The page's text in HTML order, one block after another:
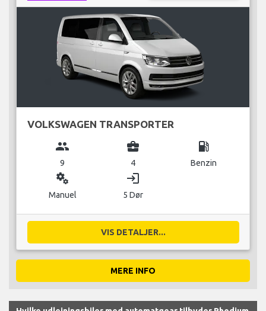
VOLKSWAGEN TRANSPORTER
group
9
business_center
4
local_gas_station
Benzin
miscellaneous_services
Manuel
login
5 Dør
VIS DETALJER...
MERE INFO